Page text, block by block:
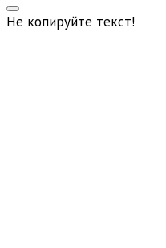
Не копируйте текст!